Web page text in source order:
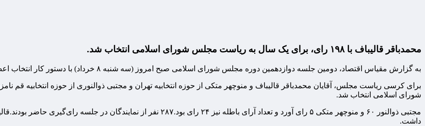
محمدباقر قالیباف با ۱۹۸ رای، برای یک سال به ریاست مجلس شورای اسلامی انتخاب شد.
به گزارش مقیاس اقتصاد، دومین جلسه دوازدهمین دوره مجلس شورای اسلامی صبح امروز (سه شنبه ۸ خرداد) با دستور کار انتخاب اعضای هیئت رئیسه برگزار شد.
شورای اسلامی انتخاب شد.
داشت.